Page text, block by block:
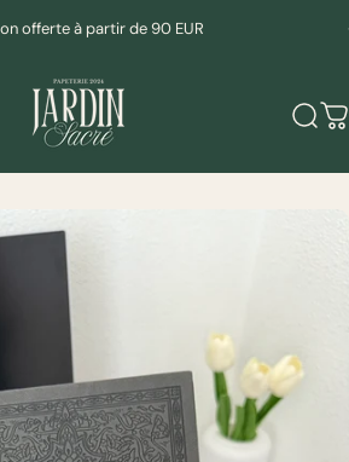
offerte à partir de 90 EUR
Mudeen